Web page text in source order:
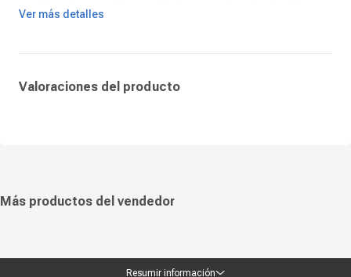
audífonos, y compatibilidad con la app JBL para personalizar el sonido
prácticos para el día a día. Los JBL Live 780NC en color negro son una
Ver más detalles
Valoraciones del producto
Más productos del vendedor
Resumir información